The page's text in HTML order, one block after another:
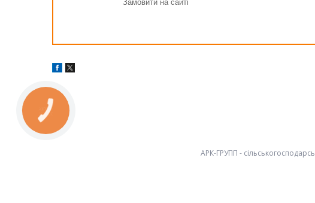
Замовити на сайті
КНОПКА
ЗВ'ЯЗКУ